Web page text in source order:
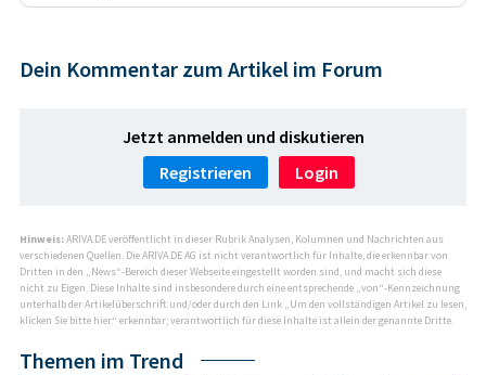
Dein Kommentar zum Artikel im Forum
Jetzt anmelden und diskutieren
Registrieren
Login
Hinweis:ARIVA.DE veröffentlicht in dieser Rubrik Analysen, Kolumnen und Nachrichten aus
verschiedenen Quellen. Die ARIVA.DE AG ist nicht verantwortlich für Inhalte, die erkennbar von
Dritten in den „News“-Bereich dieser Webseite eingestellt worden sind, und macht sich diese
nicht zu Eigen. Diese Inhalte sind insbesondere durch eine entsprechende „von“-Kennzeichnung
unterhalb der Artikelüberschrift und/oder durch den Link „Um den vollständigen Artikel zu lesen,
klicken Sie bitte hier.“ erkennbar; verantwortlich für diese Inhalte ist allein der genannte Dritte.
Themen im Trend